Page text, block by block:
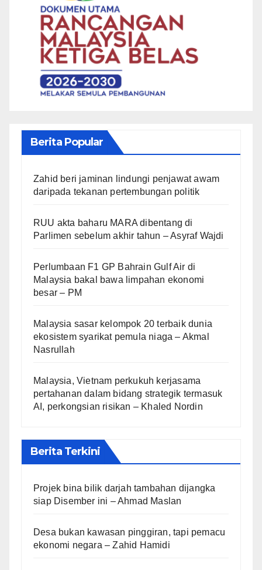
Berita Popular
Zahid beri jaminan lindungi penjawat awam
daripada tekanan pertembungan politik
RUU akta baharu MARA dibentang di
Parlimen sebelum akhir tahun – Asyraf Wajdi
Perlumbaan F1 GP Bahrain Gulf Air di
Malaysia bakal bawa limpahan ekonomi
besar – PM
Malaysia sasar kelompok 20 terbaik dunia
ekosistem syarikat pemula niaga – Akmal
Nasrullah
Malaysia, Vietnam perkukuh kerjasama
pertahanan dalam bidang strategik termasuk
AI, perkongsian risikan – Khaled Nordin
Berita Terkini
Projek bina bilik darjah tambahan dijangka
siap Disember ini – Ahmad Maslan
Desa bukan kawasan pinggiran, tapi pemacu
ekonomi negara – Zahid Hamidi